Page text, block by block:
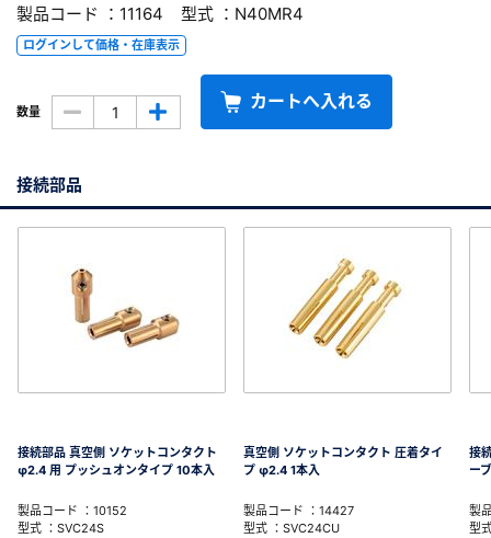
製品コード ：11164 型式 ：N40MR4
ログインして価格・在庫表示
数量 カートへ入れる
接続部品
接続部品 真空側 ソケットコンタクト
φ2.4 用 プッシュオンタイプ 10本入
製品コード ：10152
型式 ：SVC24S
真空側 ソケットコンタクト 圧着タイ
プ φ2.4 1本入
製品コード ：14427
型式 ：SVC24CU
接
ー
製
型